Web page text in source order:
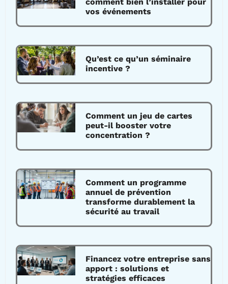
vos événements
Qu’est ce qu’un séminaire
incentive ?
Comment un jeu de cartes
peut-il booster votre
concentration ?
Comment un programme
annuel de prévention
transforme durablement la
sécurité au travail
Financez votre entreprise sans
apport : solutions et
stratégies efficaces